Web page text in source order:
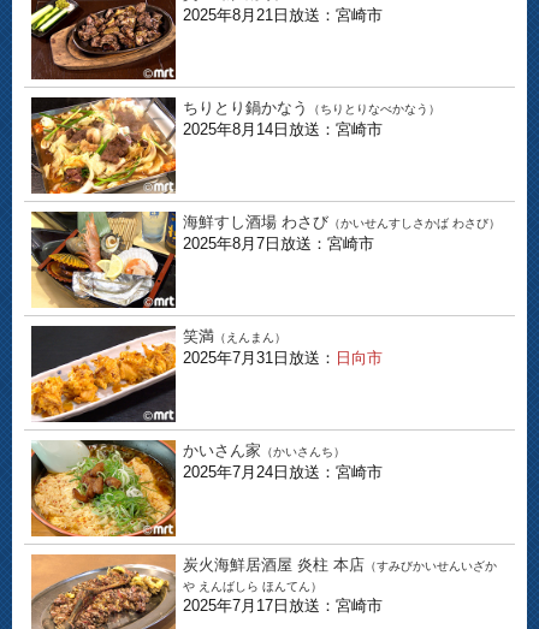
2025年8月21日放送：宮崎市
ちりとり鍋かなう （ちりとりなべかなう）
2025年8月14日放送：宮崎市
海鮮すし酒場 わさび （かいせんすしさかば わさび）
2025年8月7日放送：宮崎市
笑満 （えんまん）
2025年7月31日放送： 日向市
かいさん家 （かいさんち）
2025年7月24日放送：宮崎市
炭火海鮮居酒屋 炎柱 本店 （すみびかいせんいざか
や えんばしら ほんてん）
2025年7月17日放送：宮崎市